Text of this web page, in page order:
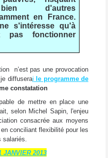
d'autres
en France.
s'intéresse qu'à
pas fonctionner
n’est pas une provocation
diffuserai le programme de
constatation
de mettre en place une
selon Michel Sapin, l'enjeu
consacrée aux moyens
conciliant flexibilité pour les
salariés.
JANVIER 2013